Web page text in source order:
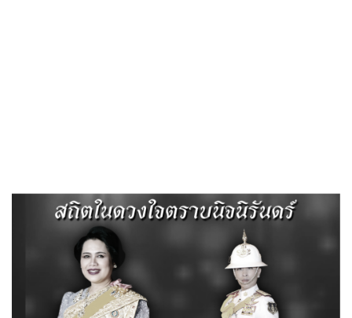
บันทึกสรุปรายงานเรื่องร้องร้องทุกข์
ประกาศให้ผู้มีส่วนได้ส่วนเสียมีส่วนร่วม
ประกาศจัดตั้งศูนย์